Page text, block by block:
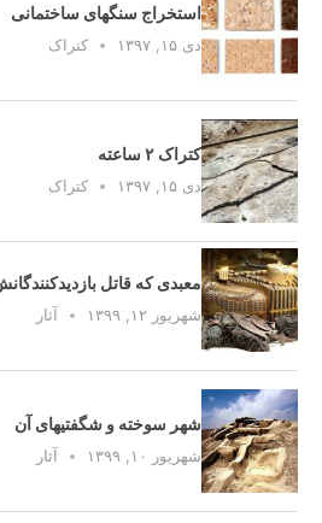
استخراج سنگهای ساختمانی
دی ۱۵, ۱۳۹۷ کتراک
کتراک ۲ ساعته
دی ۱۵, ۱۳۹۷ کتراک
معبدی که قاتل
شهریور ۱۲, ۱۳۹۹ آثار
شهر سوخته و شگفتیهای آن
شهریور ۱۰, ۱۳۹۹ آثار